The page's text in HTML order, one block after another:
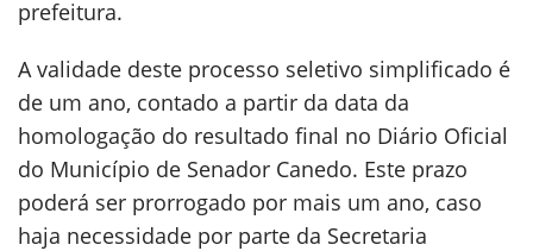
prefeitura.
A validade deste processo seletivo simplificado é
de um ano, contado a partir da data da
homologação do resultado final no Diário Oficial
do Município de Senador Canedo. Este prazo
poderá ser prorrogado por mais um ano, caso
haja necessidade por parte da Secretaria